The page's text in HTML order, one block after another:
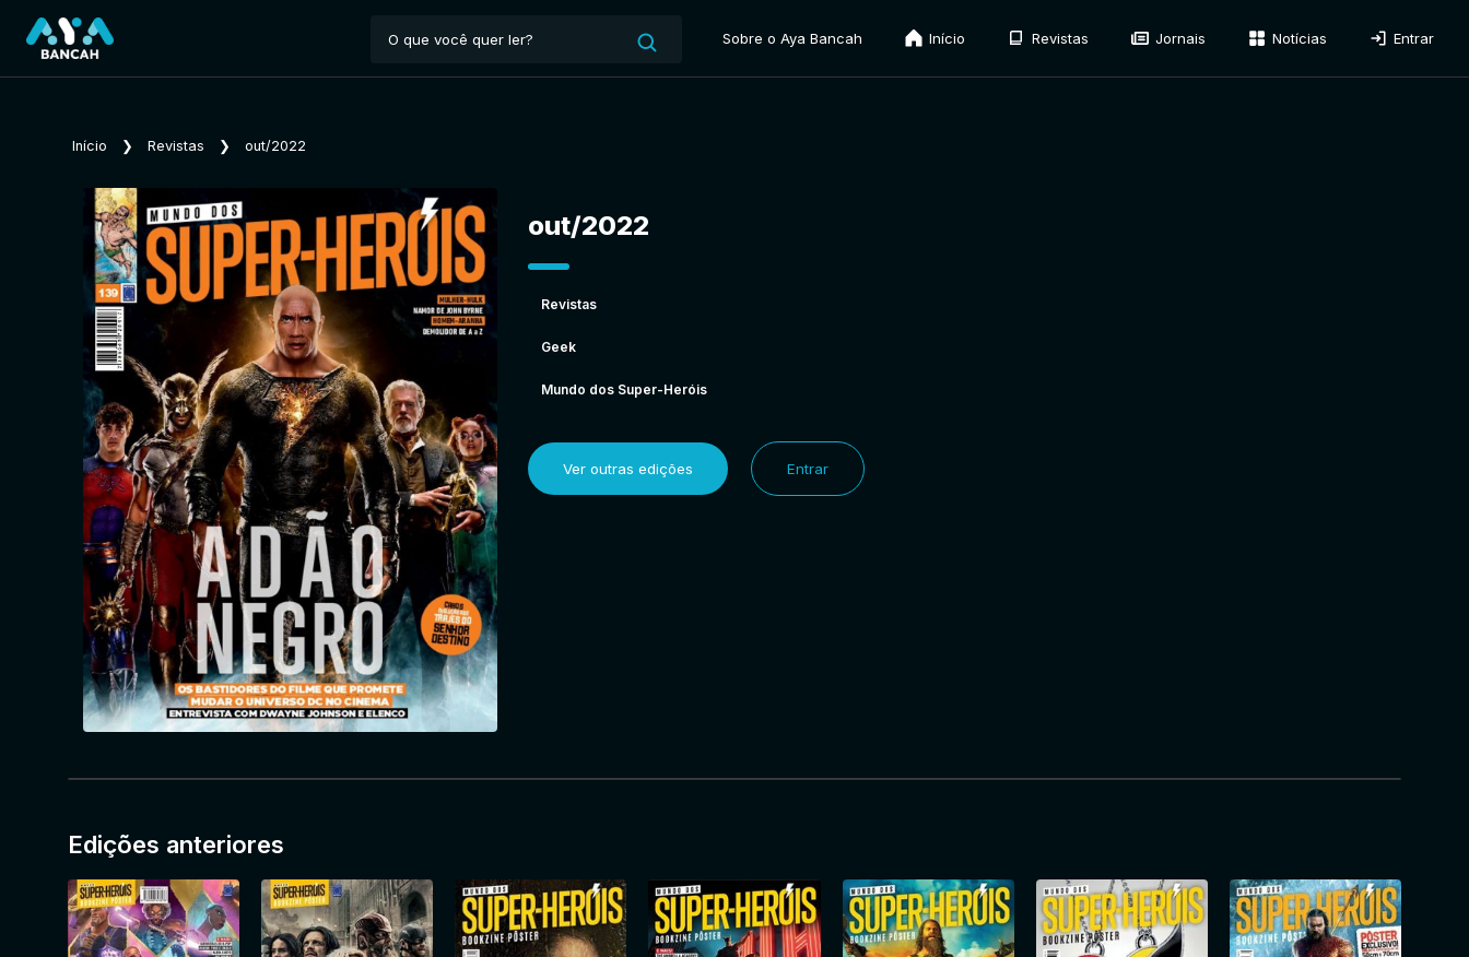
Sobre o Aya Bancah Início Revistas Jornais Notícias Entrar
Início ❯ Revistas ❯ out/2022
out/2022
Revistas
Geek
Mundo dos Super-Heróis
Ver outras edições Entrar
Edições anteriores